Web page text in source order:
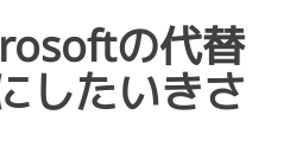
の代替
したいきさ